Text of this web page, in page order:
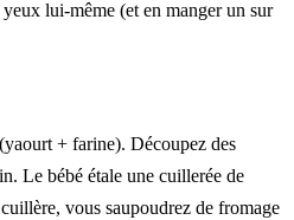
lui-même (et en manger un sur
+ farine). Découpez des
Le bébé étale une cuillerée de
vous saupoudrez de fromage